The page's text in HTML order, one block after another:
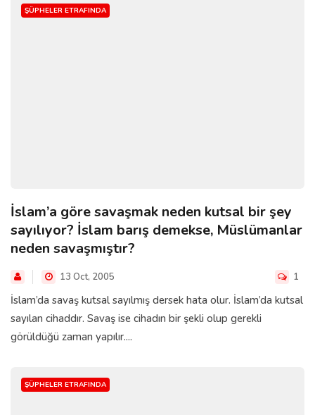
ŞÜPHELER ETRAFINDA
İslam’a göre savaşmak neden kutsal bir şey
sayılıyor? İslam barış demekse, Müslümanlar
neden savaşmıştır?
13 Oct, 2005 1
İslam’da savaş kutsal sayılmış dersek hata olur. İslam’da kutsal
sayılan cihaddır. Savaş ise cihadın bir şekli olup gerekli
görüldüğü zaman yapılır....
ŞÜPHELER ETRAFINDA